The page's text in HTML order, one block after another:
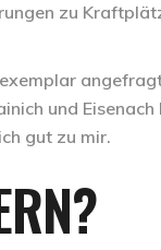
zu
und
gut zu mir.